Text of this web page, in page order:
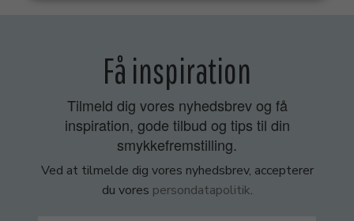
Få inspiration
Tilmeld dig vores nyhedsbrev og få
inspiration, gode tilbud og tips til din
smykkefremstilling.
Ved at tilmelde dig vores nyhedsbrev, accepterer
du vores persondatapolitik.